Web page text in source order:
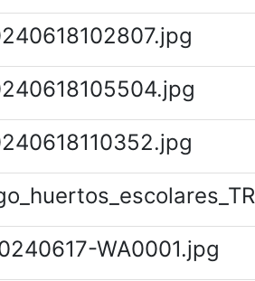
WA0001.jpg